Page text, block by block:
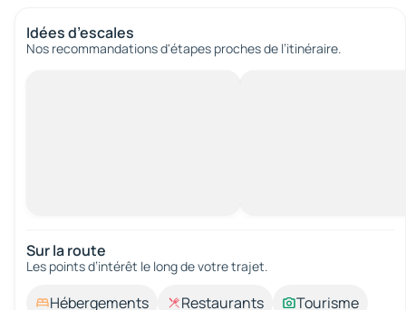
Idées d’escales
Nos recommandations d'étapes proches de l’itinéraire.
Sur la route
Les points d’intérêt le long de votre trajet.
Hébergements Restaurants
Tourisme